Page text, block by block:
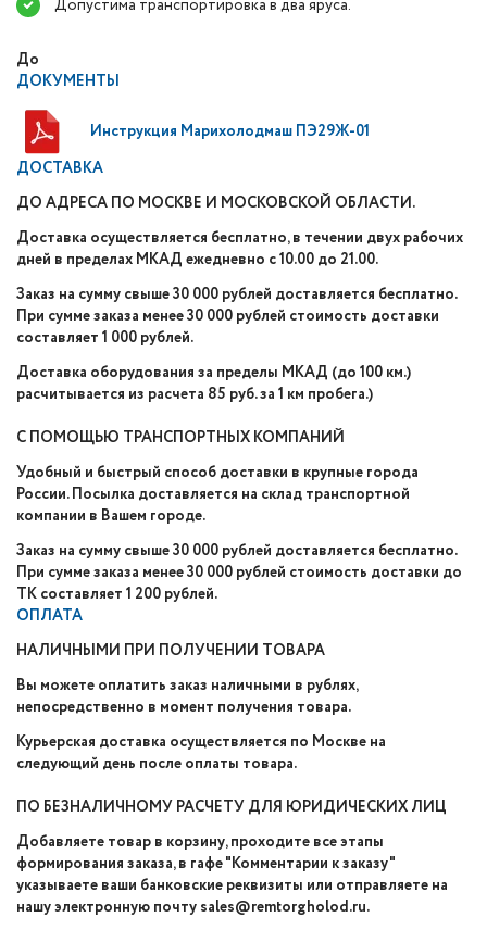
Допустима транспортировка в два яруса.
До
ДОКУМЕНТЫ
Инструкция Марихолодмаш ПЭ29Ж-01
ДОСТАВКА
ДО АДРЕСА ПО МОСКВЕ И МОСКОВСКОЙ ОБЛАСТИ.
Доставка осуществляется бесплатно, в течении двух рабочих
дней в пределах МКАД ежедневно с 10.00 до 21.00.
Заказ на сумму свыше 30 000 рублей доставляется бесплатно.
При сумме заказа менее 30 000 рублей стоимость доставки
составляет 1 000 рублей.
Доставка оборудования за пределы МКАД (до 100 км.)
расчитывается из расчета 85 руб. за 1 км пробега.)
С ПОМОЩЬЮ ТРАНСПОРТНЫХ КОМПАНИЙ
Удобный и быстрый способ доставки в крупные города
России. Посылка доставляется на склад транспортной
компании в Вашем городе.
Заказ на сумму свыше 30 000 рублей доставляется бесплатно.
При сумме заказа менее 30 000 рублей стоимость доставки до
ТК составляет 1 200 рублей.
ОПЛАТА
НАЛИЧНЫМИ ПРИ ПОЛУЧЕНИИ ТОВАРА
Вы можете оплатить заказ наличными в рублях,
непосредственно в момент получения товара.
Курьерская доставка осуществляется по Москве на
следующий день после оплаты товара.
ПО БЕЗНАЛИЧНОМУ РАСЧЕТУ ДЛЯ ЮРИДИЧЕСКИХ ЛИЦ
Добавляете товар в корзину, проходите все этапы
формирования заказа, в гафе "Комментарии к заказу"
указываете ваши банковские реквизиты или отправляете на
нашу электронную почту sales@remtorgholod.ru.